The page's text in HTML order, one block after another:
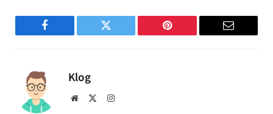
Facebook Twitter Pinterest Email
Klog
Website Instagram